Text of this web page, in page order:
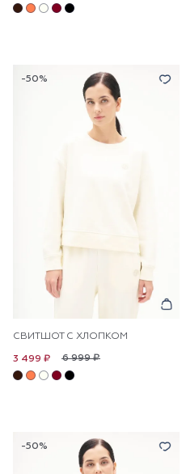
-50%
СВИТШОТ С ХЛОПКОМ
6 999 ₽
3 499 ₽
-50%